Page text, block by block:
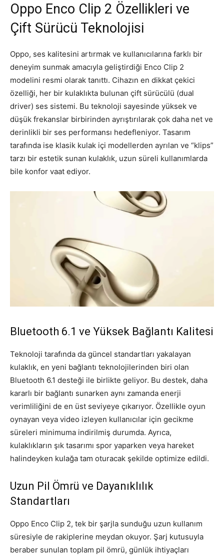
Oppo Enco Clip 2 Özellikleri ve
Çift Sürücü Teknolojisi
Oppo, ses kalitesini artırmak ve kullanıcılarına farklı bir
deneyim sunmak amacıyla geliştirdiği Enco Clip 2
modelini resmi olarak tanıttı. Cihazın en dikkat çekici
özelliği, her bir kulaklıkta bulunan çift sürücülü (dual
driver) ses sistemi. Bu teknoloji sayesinde yüksek ve
düşük frekanslar birbirinden ayrıştırılarak çok daha net ve
derinlikli bir ses performansı hedefleniyor. Tasarım
tarafında ise klasik kulak içi modellerden ayrılan ve “klips”
tarzı bir estetik sunan kulaklık, uzun süreli kullanımlarda
bile konfor vaat ediyor.
Bluetooth 6.1 ve Yüksek Bağlantı Kalitesi
Teknoloji tarafında da güncel standartları yakalayan
kulaklık, en yeni bağlantı teknolojilerinden biri olan
Bluetooth 6.1 desteği ile birlikte geliyor. Bu destek, daha
kararlı bir bağlantı sunarken aynı zamanda enerji
verimliliğini de en üst seviyeye çıkarıyor. Özellikle oyun
oynayan veya video izleyen kullanıcılar için gecikme
süreleri minimuma indirilmiş durumda. Ayrıca,
kulaklıkların şık tasarımı spor yaparken veya hareket
halindeyken kulağa tam oturacak şekilde optimize edildi.
Uzun Pil Ömrü ve Dayanıklılık
Standartları
Oppo Enco Clip 2, tek bir şarjla sunduğu uzun kullanım
süresiyle de rakiplerine meydan okuyor. Şarj kutusuyla
beraber sunulan toplam pil ömrü, günlük ihtiyaçları